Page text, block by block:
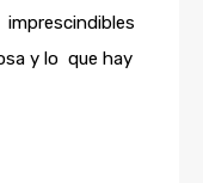
y lo que hay